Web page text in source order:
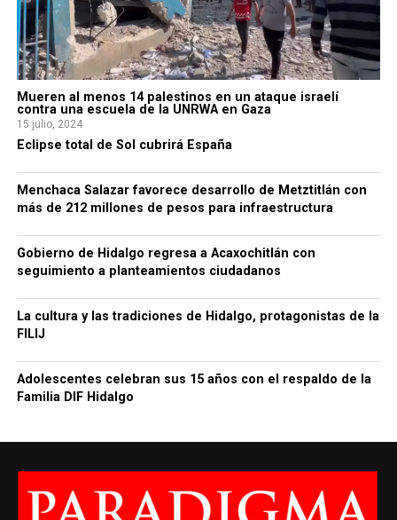
Mueren al menos 14 palestinos en un ataque israelí
contra una escuela de la UNRWA en Gaza
15 julio, 2024
Eclipse total de Sol cubrirá España
Menchaca Salazar favorece desarrollo de Metztitlán con
más de 212 millones de pesos para infraestructura
Gobierno de Hidalgo regresa a Acaxochitlán con
seguimiento a planteamientos ciudadanos
La cultura y las tradiciones de Hidalgo, protagonistas de la
FILIJ
Adolescentes celebran sus 15 años con el respaldo de la
Familia DIF Hidalgo